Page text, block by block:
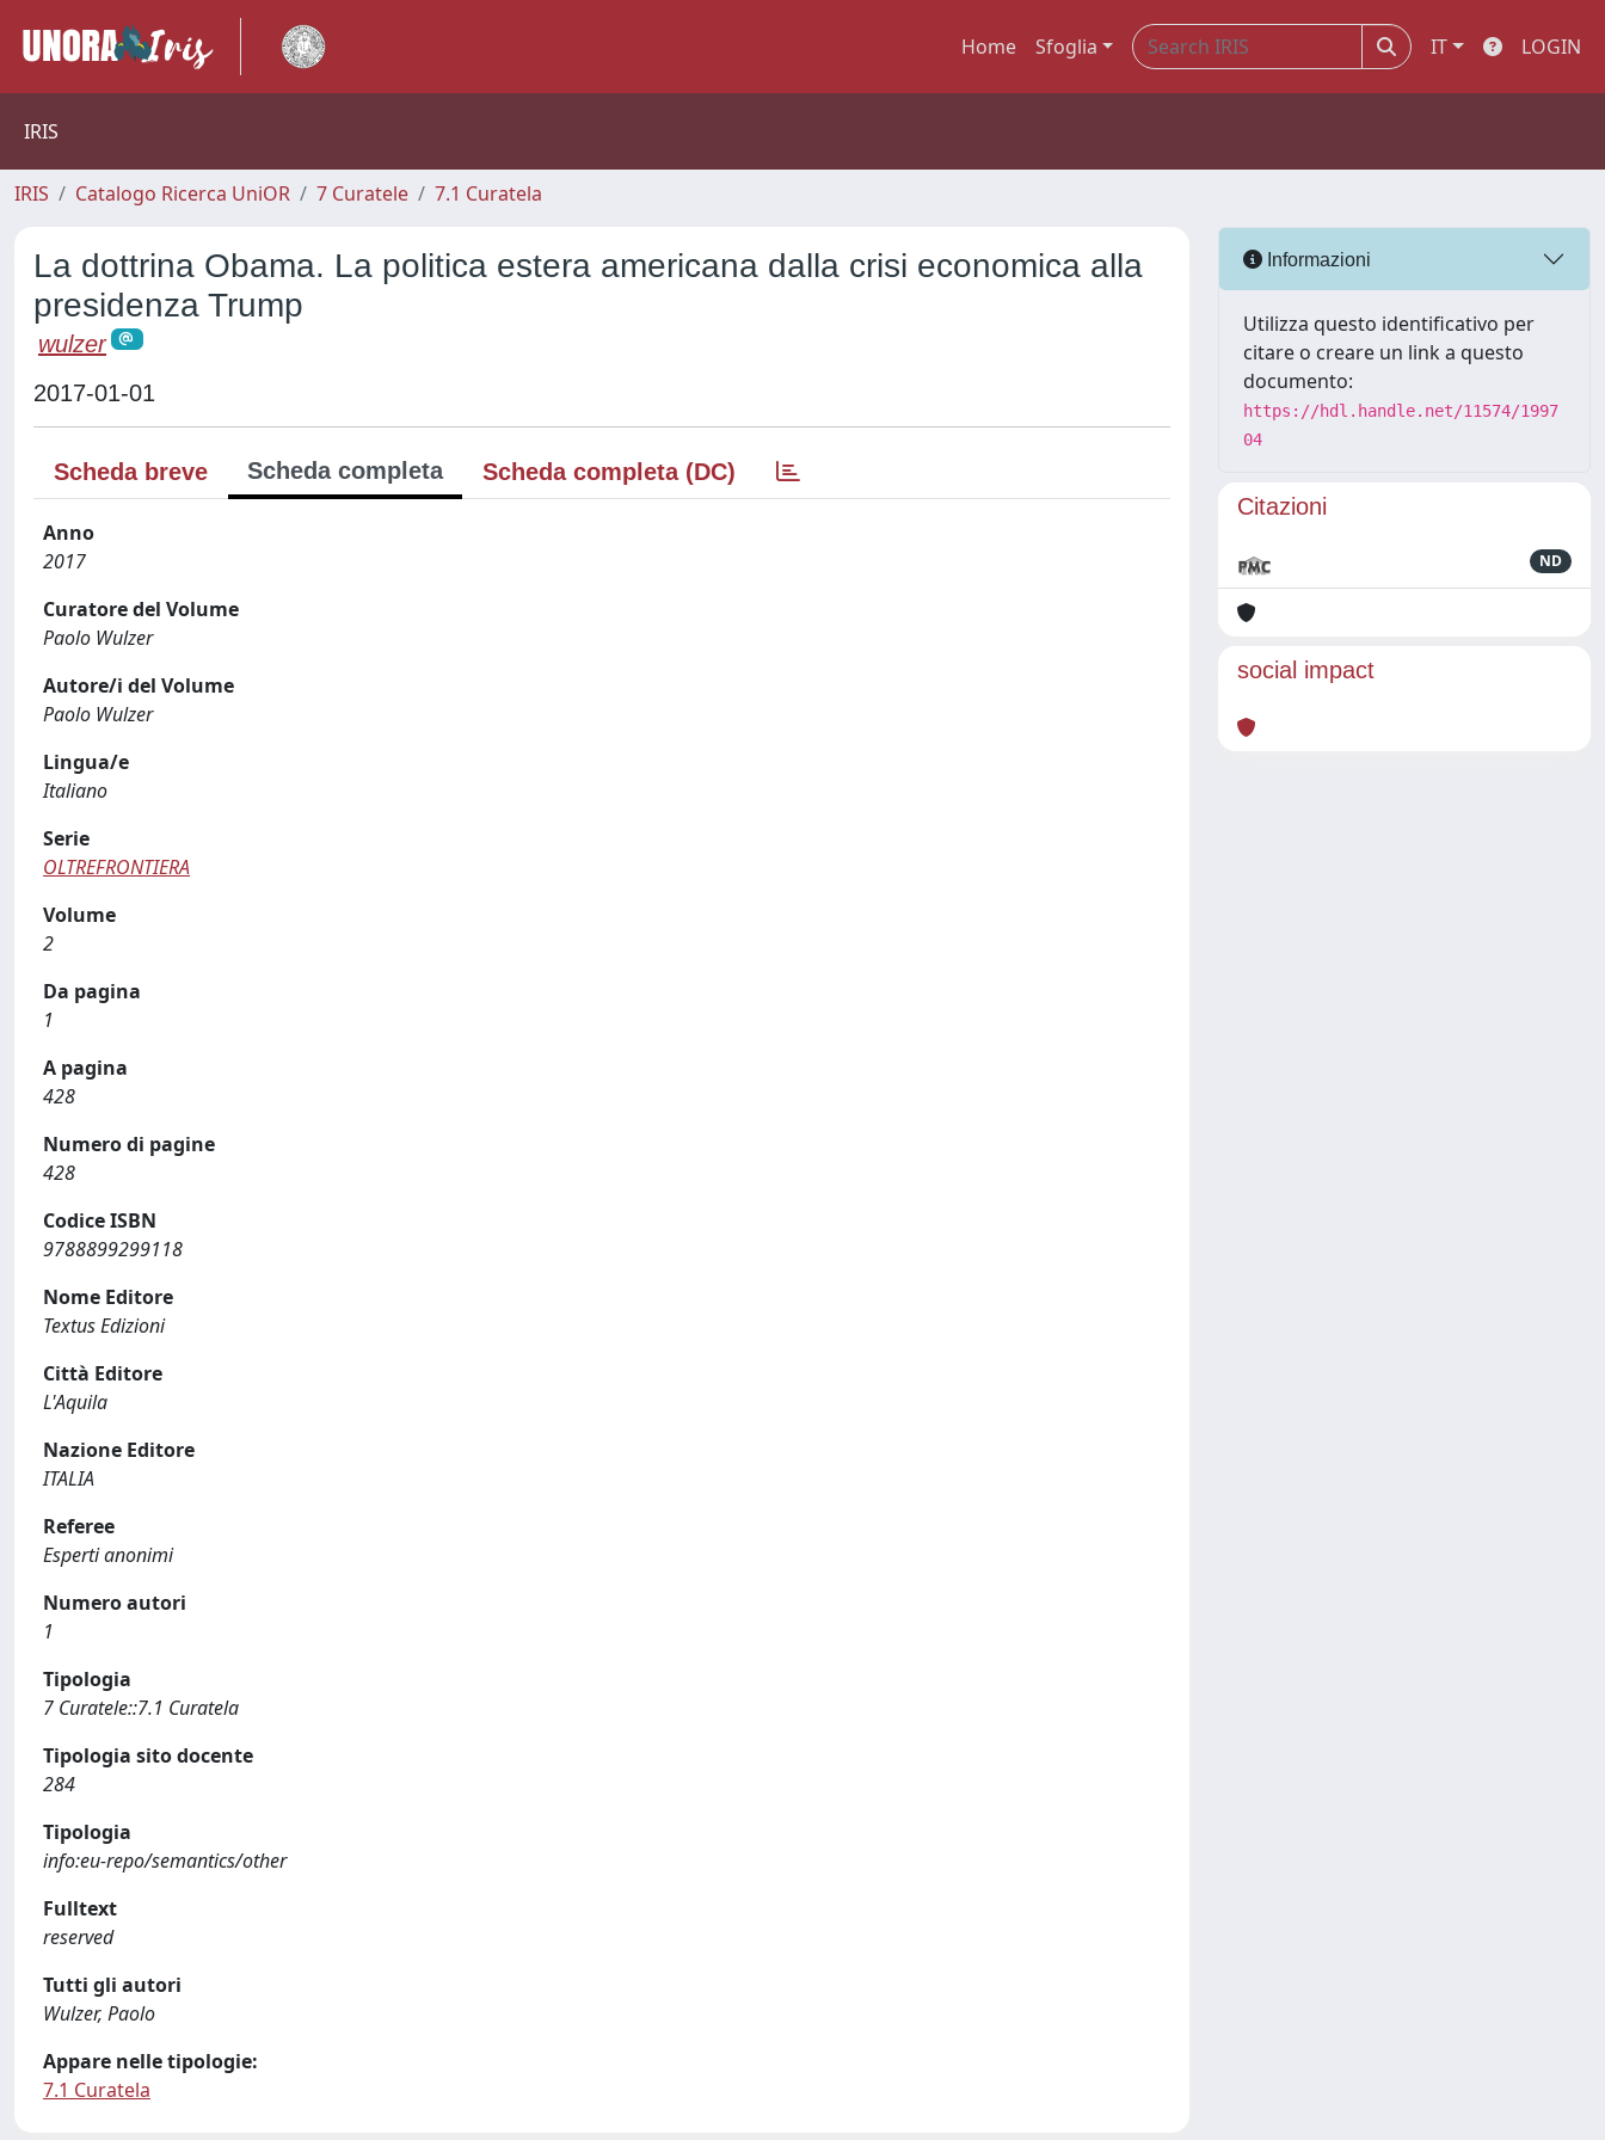
Home Sfoglia IT LOGIN
IRIS
IRIS Catalogo Ricerca UniOR 7 Curatele 7.1 Curatela
La dottrina Obama. La politica estera americana dalla crisi economica alla
presidenza Trump
wulzer
2017-01-01
Scheda breve Scheda completa Scheda completa (DC)
Anno
2017
Curatore del Volume
Paolo Wulzer
Autore/i del Volume
Paolo Wulzer
Lingua/e
Italiano
Serie
OLTREFRONTIERA
Volume
2
Da pagina
1
A pagina
428
Numero di pagine
428
Codice ISBN
9788899299118
Nome Editore
Textus Edizioni
Città Editore
L'Aquila
Nazione Editore
ITALIA
Referee
Esperti anonimi
Numero autori
1
Tipologia
7 Curatele::7.1 Curatela
Tipologia sito docente
284
Tipologia
info:eu-repo/semantics/other
Fulltext
reserved
Tutti gli autori
Wulzer, Paolo
Appare nelle tipologie:
7.1 Curatela
Informazioni
Utilizza questo identificativo per
citare o creare un link a questo
documento:
https://hdl.handle.net/11574/1997
04
Citazioni
ND
social impact